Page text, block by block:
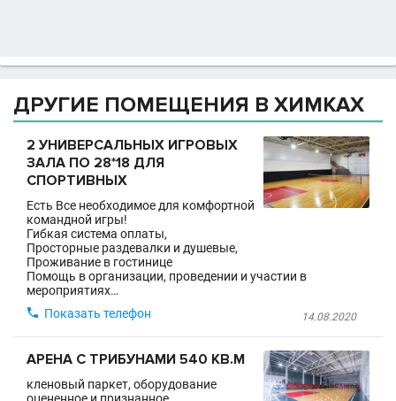
ДРУГИЕ ПОМЕЩЕНИЯ В ХИМКАХ
2 УНИВЕРСАЛЬНЫХ ИГРОВЫХ
ЗАЛА ПО 28*18 ДЛЯ
СПОРТИВНЫХ
Есть Все необходимое для комфортной
командной игры!
Гибкая система оплаты,
Просторные раздевалки и душевые,
Проживание в гостинице
Помощь в организации, проведении и участии в
мероприятиях…
14.08.2020
 Показать телефон
АРЕНА С ТРИБУНАМИ 540 КВ.М
кленовый паркет, оборудование